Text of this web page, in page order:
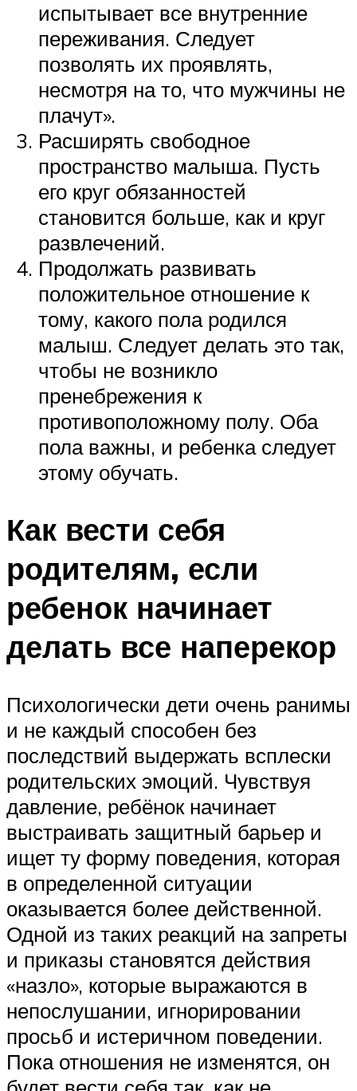
испытывает все внутренние
переживания. Следует
позволять их проявлять,
несмотря на то, что мужчины не
плачут».
Расширять свободное
пространство малыша. Пусть
его круг обязанностей
становится больше, как и круг
развлечений.
Продолжать развивать
положительное отношение к
тому, какого пола родился
малыш. Следует делать это так,
чтобы не возникло
пренебрежения к
противоположному полу. Оба
пола важны, и ребенка следует
этому обучать.
Как вести себя
родителям, если
ребенок начинает
делать все наперекор
Психологически дети очень ранимы
и не каждый способен без
последствий выдержать всплески
родительских эмоций. Чувствуя
давление, ребёнок начинает
выстраивать защитный барьер и
ищет ту форму поведения, которая
в определенной ситуации
оказывается более действенной.
Одной из таких реакций на запреты
и приказы становятся действия
«назло», которые выражаются в
непослушании, игнорировании
просьб и истеричном поведении.
Пока отношения не изменятся, он